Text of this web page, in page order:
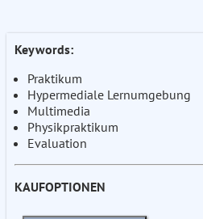
Keywords:
Praktikum
Hypermediale Lernumgebung
Multimedia
Physikpraktikum
Evaluation
KAUFOPTIONEN